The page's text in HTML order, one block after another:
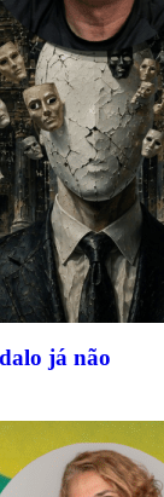
já não